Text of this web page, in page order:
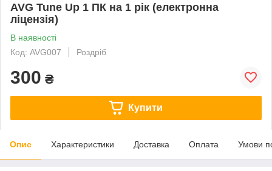
AVG Tune Up 1 ПК на 1 рік (електронна
ліцензія)
В наявності
Код: AVG007
Роздріб
300 ₴
Купити
Опис Характеристики Доставка Оплата Умови